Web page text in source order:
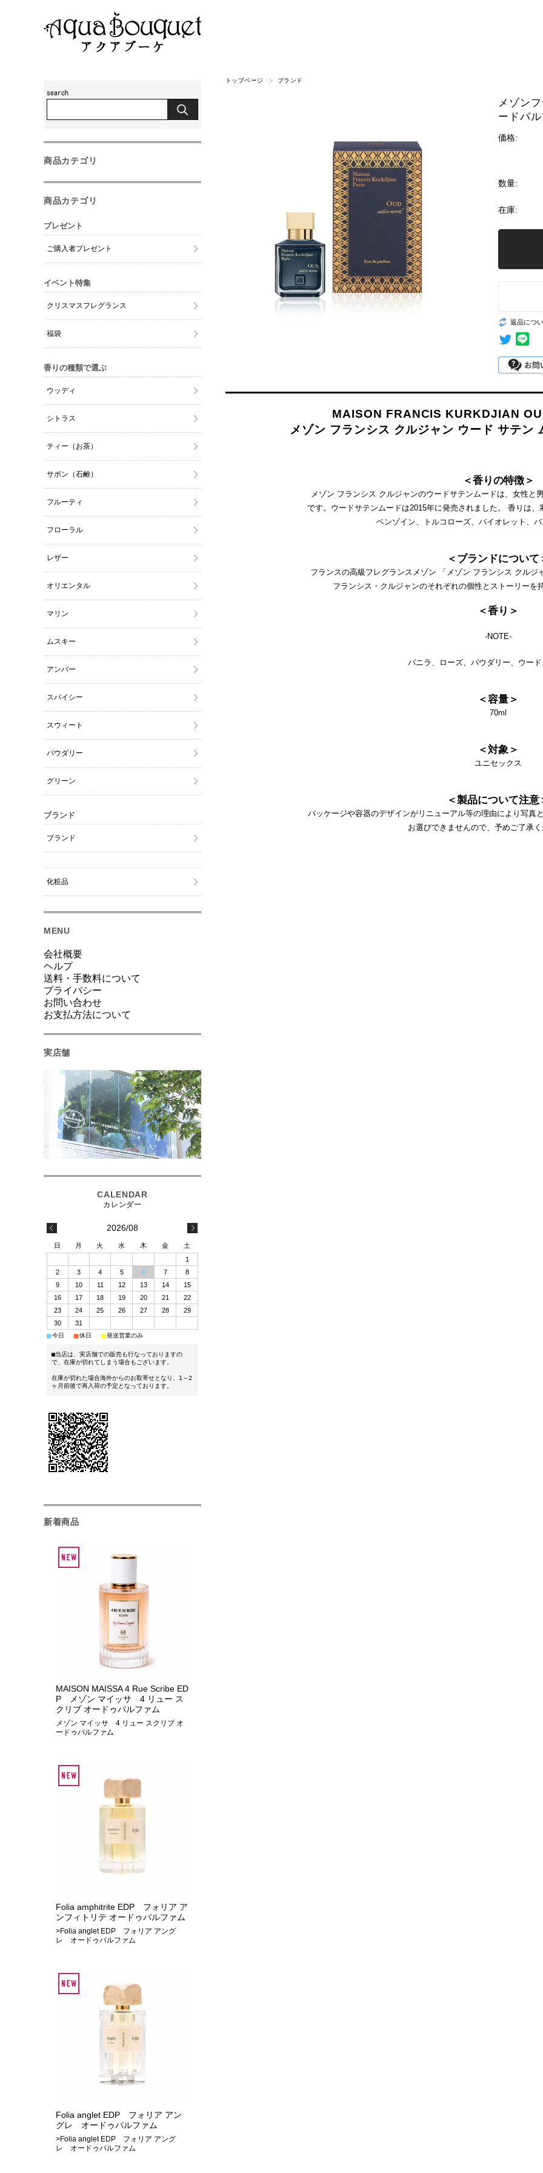
トップページ ブランド
メゾン
ードパ
価格:
数量:
在庫:
返品につ
MAISON FRANCIS KURKDJIAN
メゾン フランシス クルジャン ウード サテン
＜香りの特徴＞
メゾン フランシス クルジャンのウードサテンムードは、女性と
です。ウードサテンムードは2015年に発売されました。 香りは、
ベンゾイン、トルコローズ、バイオレット、バ
＜ブランドについて
フランスの高級フレグランスメゾン 「メゾン フランシス クルジ
フランシス・クルジャンのそれぞれの個性とストーリーを
＜香り＞
-NOTE-
バニラ、ローズ、パウダリー、ウー
＜容量＞
70ml
＜対象＞
ユニセックス
＜製品について注意
パッケージや容器のデザインがリニューアル等の理由により写真
お選びできませんので、予めご了承く
商品カテゴリ
商品カテゴリ
プレゼント
ご購入者プレゼント
イベント特集
クリスマスフレグランス
福袋
香りの種類で選ぶ
ウッディ
シトラス
ティー（お茶）
サボン（石鹸）
フルーティ
フローラル
レザー
オリエンタル
マリン
ムスキー
アンバー
スパイシー
スウィート
パウダリー
グリーン
ブランド
ブランド
化粧品
MENU
会社概要
ヘルプ
送料・手数料について
プライバシー
お問い合わせ
お支払方法について
実店舗
2026/08
日 月 火 水 木 金
土
1
2
3 4 5 6 7
8
9
10 11 12 13 14
15
16
17 18 19 20 21
22
23
24 25 26 27 28
29
30
31
■今日 ■休日 ■発送営業のみ
■当店は、実店舗での販売も行なっておりますの
で、在庫が切れてしまう場合もございます。
在庫が切れた場合海外からのお取寄せとなり、1～2
ヶ月前後で再入荷の予定となっております。
新着商品
MAISON MAISSA 4 Rue Scribe ED
P メゾン マイッサ 4 リュー ス
クリブ オードゥパルファム
メゾン マイッサ 4 リュー スクリブ オ
ードゥパルファム
Folia amphitrite EDP フォリア ア
ンフィトリテ オードゥパルファム
>Folia anglet EDP フォリア アング
レ オードゥパルファム
Folia anglet EDP フォリア アン
グレ オードゥパルファム
>Folia anglet EDP フォリア アング
レ オードゥパルファム